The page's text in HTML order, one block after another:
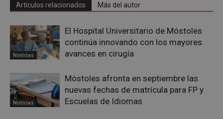
Artículos relacionados Más del autor
Noticias
El Hospital Universitario de Móstoles
continúa innovando con los mayores
avances en cirugía
Noticias
Móstoles afronta en septiembre las
nuevas fechas de matrícula para FP y
Escuelas de Idiomas